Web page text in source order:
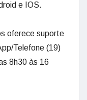
e IOS.
oferece suporte
Telefone (19)
8h30 às 16